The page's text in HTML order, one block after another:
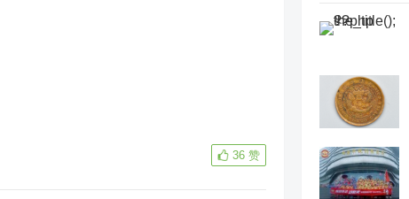
36 赞